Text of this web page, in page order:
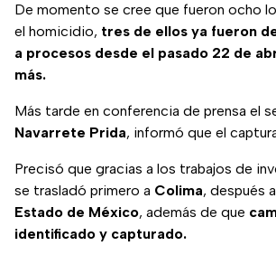
De momento se cree que fueron ocho
el homicidio, tres de ellos ya fueron
a procesos desde el pasado 22 de
más.
Más tarde en conferencia de prensa el
Navarrete Prida, informó que el
Precisó que gracias a los trabajos de
se trasladó primero a Colima, después a
Estado de México, además de que
identificado y capturado.